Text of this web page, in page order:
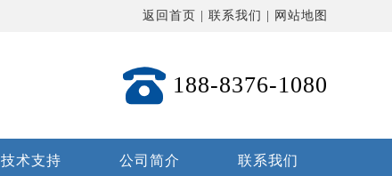
返回首页 联系我们 网站地图
188-8376-1080
技术支持 公司简介 联系我们